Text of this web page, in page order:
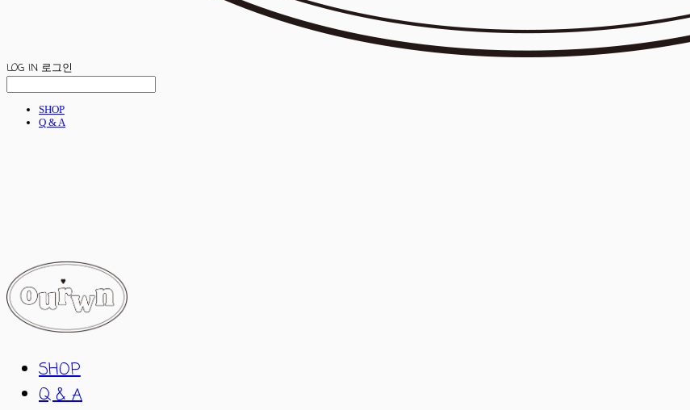
LOG IN 로그인
SHOP
Q & A
SHOP
Q & A